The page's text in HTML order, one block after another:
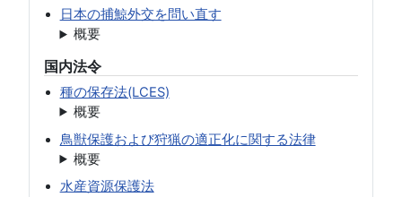
日本の捕鯨外交を問い直す
概要
国内法令
種の保存法(LCES)
概要
鳥獣保護および狩猟の適正化に関する法律
概要
水産資源保護法